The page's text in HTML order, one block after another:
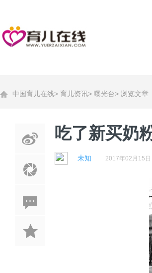
中国育儿在线> 育儿资讯> 曝光台> 浏览文章
吃了新买奶
未知 2017年02月15日